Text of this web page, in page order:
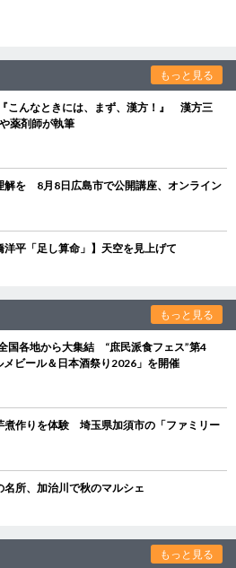
もっと見る
こんなときには、まず、漢方！』 漢方三
薬剤師が執筆
解を 8月8日広島市で公開講座、オンライン
洋平「足し算命」】天空を見上げて
もっと見る
国各地から大集結 “庶民派食フェス”第4
メビール＆日本酒祭り2026」を開催
煮作りを体験 埼玉県加須市の「ファミリー
所、加治川で秋のマルシェ
もっと見る